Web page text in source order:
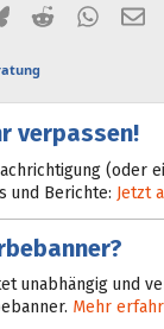
BlueskyReddit
verpassen!
(oder
und Berichte: Jetzt
unabhängig und
Mehr